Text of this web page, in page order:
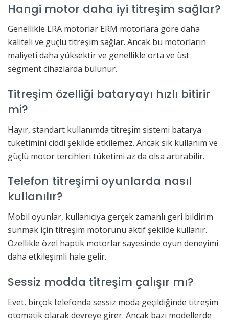
Hangi motor daha iyi titreşim sağlar?
Genellikle LRA motorlar ERM motorlara göre daha
kaliteli ve güçlü titreşim sağlar. Ancak bu motorların
maliyeti daha yüksektir ve genellikle orta ve üst
segment cihazlarda bulunur.
Titreşim özelliği bataryayı hızlı bitirir
mi?
Hayır, standart kullanımda titreşim sistemi batarya
tüketimini ciddi şekilde etkilemez. Ancak sık kullanım ve
güçlü motor tercihleri tüketimi az da olsa artırabilir.
Telefon titreşimi oyunlarda nasıl
kullanılır?
Mobil oyunlar, kullanıcıya gerçek zamanlı geri bildirim
sunmak için titreşim motorunu aktif şekilde kullanır.
Özellikle özel haptik motorlar sayesinde oyun deneyimi
daha etkileşimli hale gelir.
Sessiz modda titreşim çalışır mı?
Evet, birçok telefonda sessiz moda geçildiğinde titreşim
otomatik olarak devreye girer. Ancak bazı modellerde